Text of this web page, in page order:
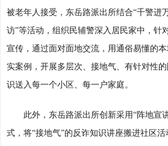
被老年人接受，东岳路派出所结合“千警进
访”等活动，组织民辅警深入居民家中，针
宣传，通过面对面地交流，用通俗易懂的
实案例，开展多层次、接地气、有针对性
识送入每一个小区、每一户家庭。
此外，东岳路派出所创新采用“阵地宣
式，将“接地气”的反诈知识讲座搬进社区